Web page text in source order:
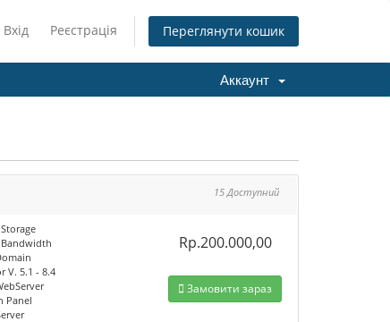
Вхід Реєстрація Переглянути кошик
Аккаунт
15 Доступний
V. 5.1 - 8.4
Panel
Rp.200.000,00
Замовити зараз